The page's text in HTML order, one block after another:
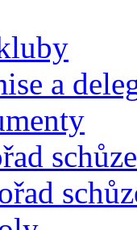
a
schůze